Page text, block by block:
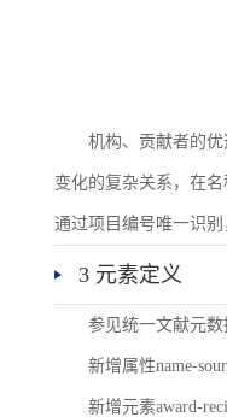
机构、贡献者的
变化的复杂关系，在
通过项目编号唯一识
3 元素定义
参见统一文献元
新增属性name-
新增元素award-